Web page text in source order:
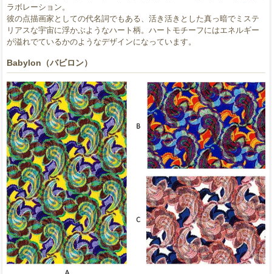
ラボレーション。
彼の点描画家としての代名詞でもある、活き活きとした真っ暗でミステ
リアスな宇宙に浮かぶようなハート柄。ハートモチーフにはエネルギー
が溢れでているかのようなデザインになっています。
Babylon（バビロン）